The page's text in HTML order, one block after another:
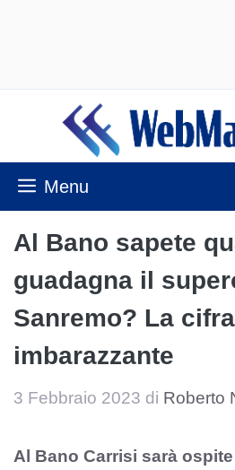
contenuto
Menu
Al Bano sapete
guadagna il
Sanremo? La
imbarazzante
3 Febbraio 2023 di Roberto
Al Bano Carrisi sarà